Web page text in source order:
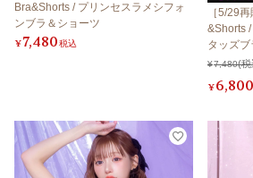
Bra&Shorts / プリンセスラメシフォ
ンブラ＆ショーツ
¥7,480税込
［5/29
&Shorts
タッズ
¥7,480
¥6,800